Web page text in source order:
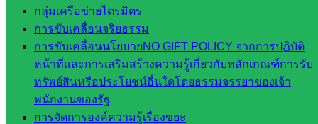
กลุ่มเครือข่ายไตรมิตร
การขับเคลื่อนจริยธรรม
การขับเคลื่อนนโยบายNO GIFT POLICY จากการปฏิบัติ
หน้าที่และการเสริมสร้างความรู้เกี่ยวกับหลักเกณฑ์การรับ
ทรัพย์สินหรือประโยชน์อื่นใดโดยธรรมจรรยาของเจ้า
พนักงานของรัฐ
การจัดการองค์ความรู้เรื่องขยะ
เว็บไซต์
กลุ่มงาน
สำนักงาน